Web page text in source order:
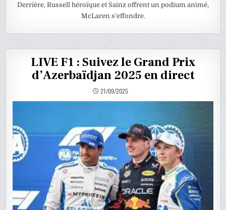
Derrière, Russell héroïque et Sainz offrent un podium animé,
McLaren s’effondre.
LIVE F1 : Suivez le Grand Prix
d’Azerbaïdjan 2025 en direct
21/09/2025